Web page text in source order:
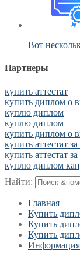
Вот
Партнеры
купить аттестат
купить диплом о
куплю диплом
куплю диплом
купить диплом о
купить аттестат
купить аттестат
куплю диплом
Найти:
Главная
Купить
Купить
Купить
Информация